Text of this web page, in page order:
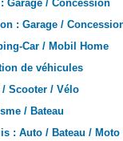
Garage / Concession
: Garage /
Car / Mobil Home
de véhicules
/ Scooter / Vélo
/ Bateau
: Auto / Bateau / Moto